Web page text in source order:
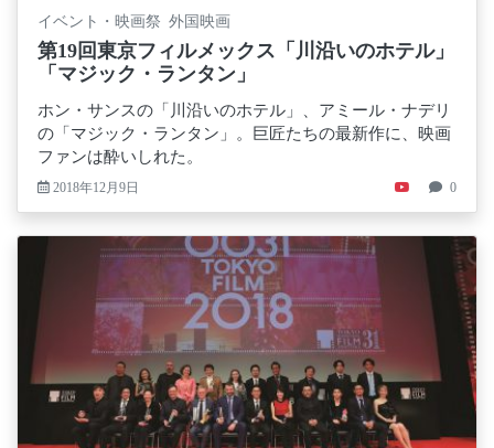
イベント・映画祭 外国映画
第19回東京フィルメックス「川沿いのホテル」
「マジック・ランタン」
ホン・サンスの「川沿いのホテル」、アミール・ナデリ
の「マジック・ランタン」。巨匠たちの最新作に、映画
ファンは酔いしれた。
2018年12月9日 0